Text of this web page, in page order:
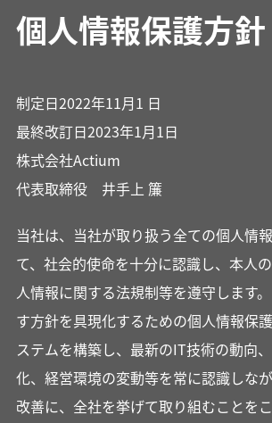
個人情報保護方針
制定日2022年11月1 日
最終改訂日2023年1月1日
株式会社Actium
代表取締役 井手上 簾
当社は、当社が取り扱う全ての個人情
て、社会的使命を十分に認識し、本人
人情報に関する法規制等を遵守します
す方針を具現化するための個人情報保
ステムを構築し、最新のIT技術の動向
化、経営環境の変動等を常に認識しな
改善に、全社を挙げて取り組むことを